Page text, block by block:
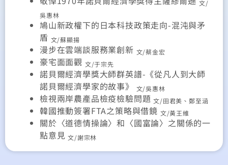
文/
吳惠林
鳩山新政權下的日本科技政策走向-混沌與矛
盾 文/蘇顯揚
漫步在雲端談服務業創新 文/蔡金宏
豪宅面面觀 文/于宗先
諾貝爾經濟學獎大師群英譜-《從凡人到大師
諾貝爾經濟學家的故事》
文/吳惠林
檢視兩岸農產品檢疫檢驗問題文/田君美、鄭至涵
韓國推動簽署FTA之策略與借鏡 文/黃王維
關於〈道德情操論〉和〈國富論〉之關係的一
點意見文/謝宗林